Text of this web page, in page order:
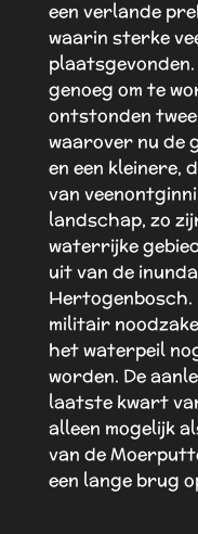
een verlande
waarin sterke
genoeg om te
ontstonden
waarover nu de
en een kleinere,
van
landschap, zo
waterrijke
uit van de
militair
het waterpeil
worden. De
laatste kwart
alleen mogelijk
van de
een lange brug